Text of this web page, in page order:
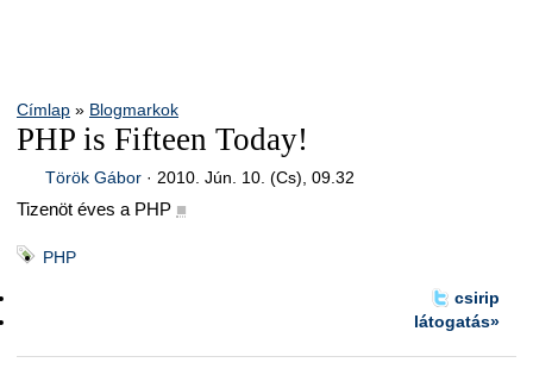
Címlap » Blogmarkok
PHP is Fifteen Today!
Török Gábor· 2010. Jún. 10. (Cs), 09.32
Tizenöt éves a PHP ■
PHP
csirip
látogatás»